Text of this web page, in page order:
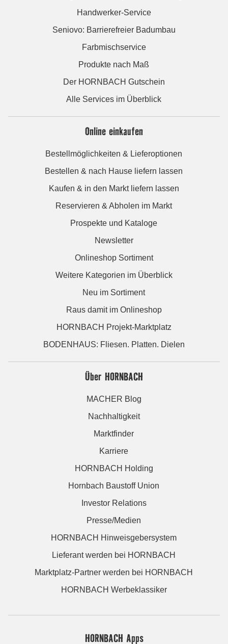
Handwerker-Service
Seniovo: Barrierefreier Badumbau
Farbmischservice
Produkte nach Maß
Der HORNBACH Gutschein
Alle Services im Überblick
Online einkaufen
Bestellmöglichkeiten & Lieferoptionen
Bestellen & nach Hause liefern lassen
Kaufen & in den Markt liefern lassen
Reservieren & Abholen im Markt
Prospekte und Kataloge
Newsletter
Onlineshop Sortiment
Weitere Kategorien im Überblick
Neu im Sortiment
Raus damit im Onlineshop
HORNBACH Projekt-Marktplatz
BODENHAUS: Fliesen. Platten. Dielen
Über HORNBACH
MACHER Blog
Nachhaltigkeit
Marktfinder
Karriere
HORNBACH Holding
Hornbach Baustoff Union
Investor Relations
Presse/Medien
HORNBACH Hinweisgebersystem
Lieferant werden bei HORNBACH
Marktplatz-Partner werden bei HORNBACH
HORNBACH Werbeklassiker
HORNBACH Apps